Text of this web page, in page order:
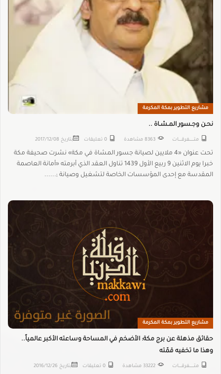
مشاريع التطوير بمكة المكرمة
نحـن وجـسور المـشـاة ..
متـــــــــفرقــــــات 8363 مشاهدة 0 تعليقات بتاريخ 2017/12/08
تحت عنوان «4 ملايين لصيانة جسور المشاة في مكة» نشرت صحيفة مكة
خبرا يوم الاثنين 9 ربيع الأول 1439 تناول العقد الذي أبرمته «أمانة العاصمة
المقدسة مع إحدى المؤسسات الخاصة لتشغيل وصيانة ;......
مشاريع التطوير بمكة المكرمة
حقائق مذهلة عن برج مكة: الأضخم في المساحة وساعته الأكبر عالمياً..
وهذا ما تخفيه قمّته
متـــــــــفرقــــــات 33222 مشاهدة 0 تعليقات بتاريخ 2016/12/26